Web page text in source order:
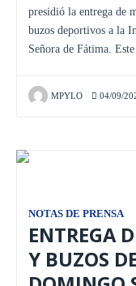
presidió la entrega de
buzos deportivos a la
Señora de Fátima.
MPYLO 04/09/
NOTAS DE PRENSA
ENTREGA
Y BUZOS